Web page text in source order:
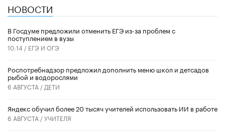
НОВОСТИ
В Госдуме предложили отменить ЕГЭ из-за проблем с
поступлением в вузы
10:14 / ЕГЭ И ОГЭ
Роспотребнадзор предложил дополнить меню школ и детсадов
рыбой и водорослями
6 АВГУСТА / ДЕТИ
​Яндекс обучил более 20 тысяч учителей использовать ИИ в работе
6 АВГУСТА /УЧИТЕЛЯ